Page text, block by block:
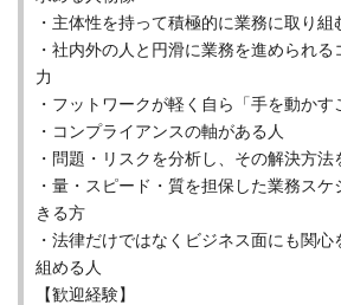
・主体性を持って積極的に業務に取り組
・社内外の人と円滑に業務を進められ
力
・フットワークが軽く自ら「手を動かす
・コンプライアンスの軸がある人
・問題・リスクを分析し、その解決方法
・量・スピード・質を担保した業務ス
きる方
・法律だけではなくビジネス面にも関心
組める人
【歓迎経験】